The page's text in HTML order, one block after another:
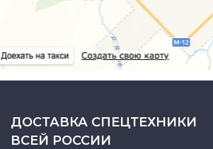
ДОСТАВКА СПЕЦТЕХНИКИ
ВСЕЙ РОССИИ